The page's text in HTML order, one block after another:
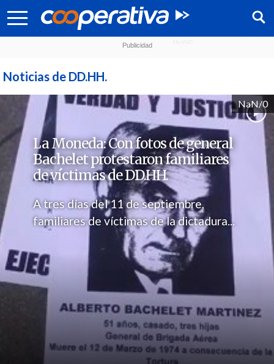
Síguenos:
Noticias de DD.HH.
NaN/0
La Moneda: Con fotos de general
Bachelet protestaron familiares
de víctimas de DD.HH.
A tres días del 11 de septiembre,
familiares de víctimas de la dictadura...